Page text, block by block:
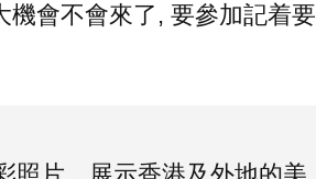
機會不會來了, 要參加記着要